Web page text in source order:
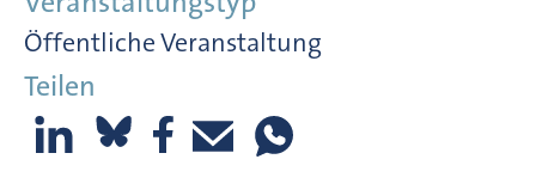
Öffentliche Veranstaltung
Teilen